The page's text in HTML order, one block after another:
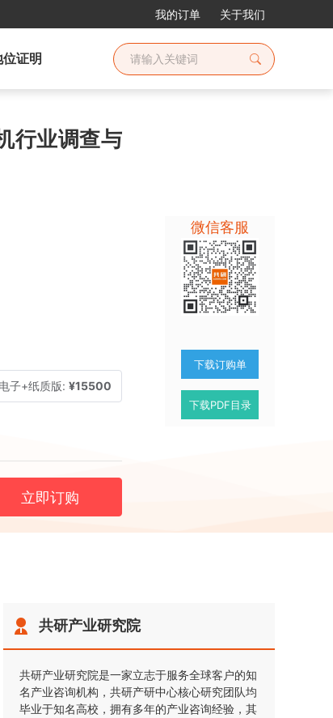
我的订单 关于我们
证明
行业调查与
电子+纸质版: ¥15500
立即订购
微信客服
下载订购单
下载PDF目录
共研产业研究院
共研产业研究院是一家立志于服务全球客户的知
名产业咨询机构，共研产研中心核心研究团队均
毕业于知名高校，拥有多年的产业咨询经验，其